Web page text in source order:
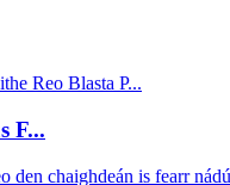
F...